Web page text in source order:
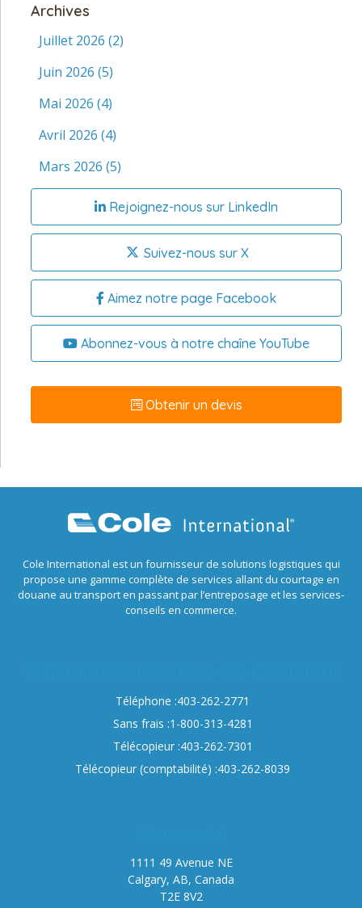
Archives
Juillet 2026 (2)
Juin 2026 (5)
Mai 2026 (4)
Avril 2026 (4)
Mars 2026 (5)
Rejoignez-nous sur LinkedIn
Suivez-nous sur X
Aimez notre page Facebook
Abonnez-vous à notre chaîne YouTube
Obtenir un devis
Cole International est un fournisseur de solutions logistiques qui
propose une gamme complète de services allant du courtage en
douane au transport en passant par l’entreposage et les services-
conseils en commerce.
Téléphone :403-262-2771
Sans frais :1-800-313-4281
Télécopieur :403-262-7301
Télécopieur (comptabilité) :403-262-8039
1111 49 Avenue NE
Calgary, AB, Canada
T2E 8V2